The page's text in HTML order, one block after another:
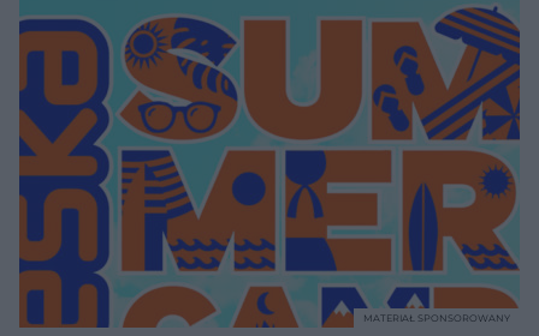
MATERIAŁ SPONSOROWANY